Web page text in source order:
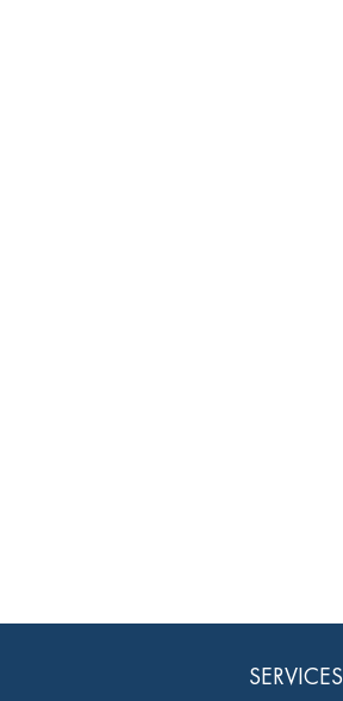
SERVICES